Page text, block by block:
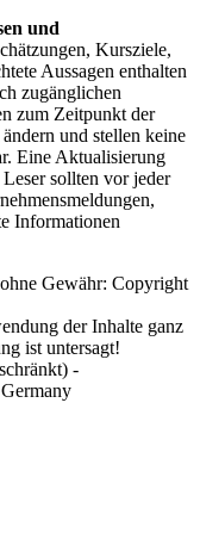
und
Kursziele,
Aussagen enthalten
zugänglichen
zum Zeitpunkt der
und stellen keine
Eine Aktualisierung
sollten vor jeder
Informationen
Gewähr: Copyright
der Inhalte ganz
ist untersagt!
-